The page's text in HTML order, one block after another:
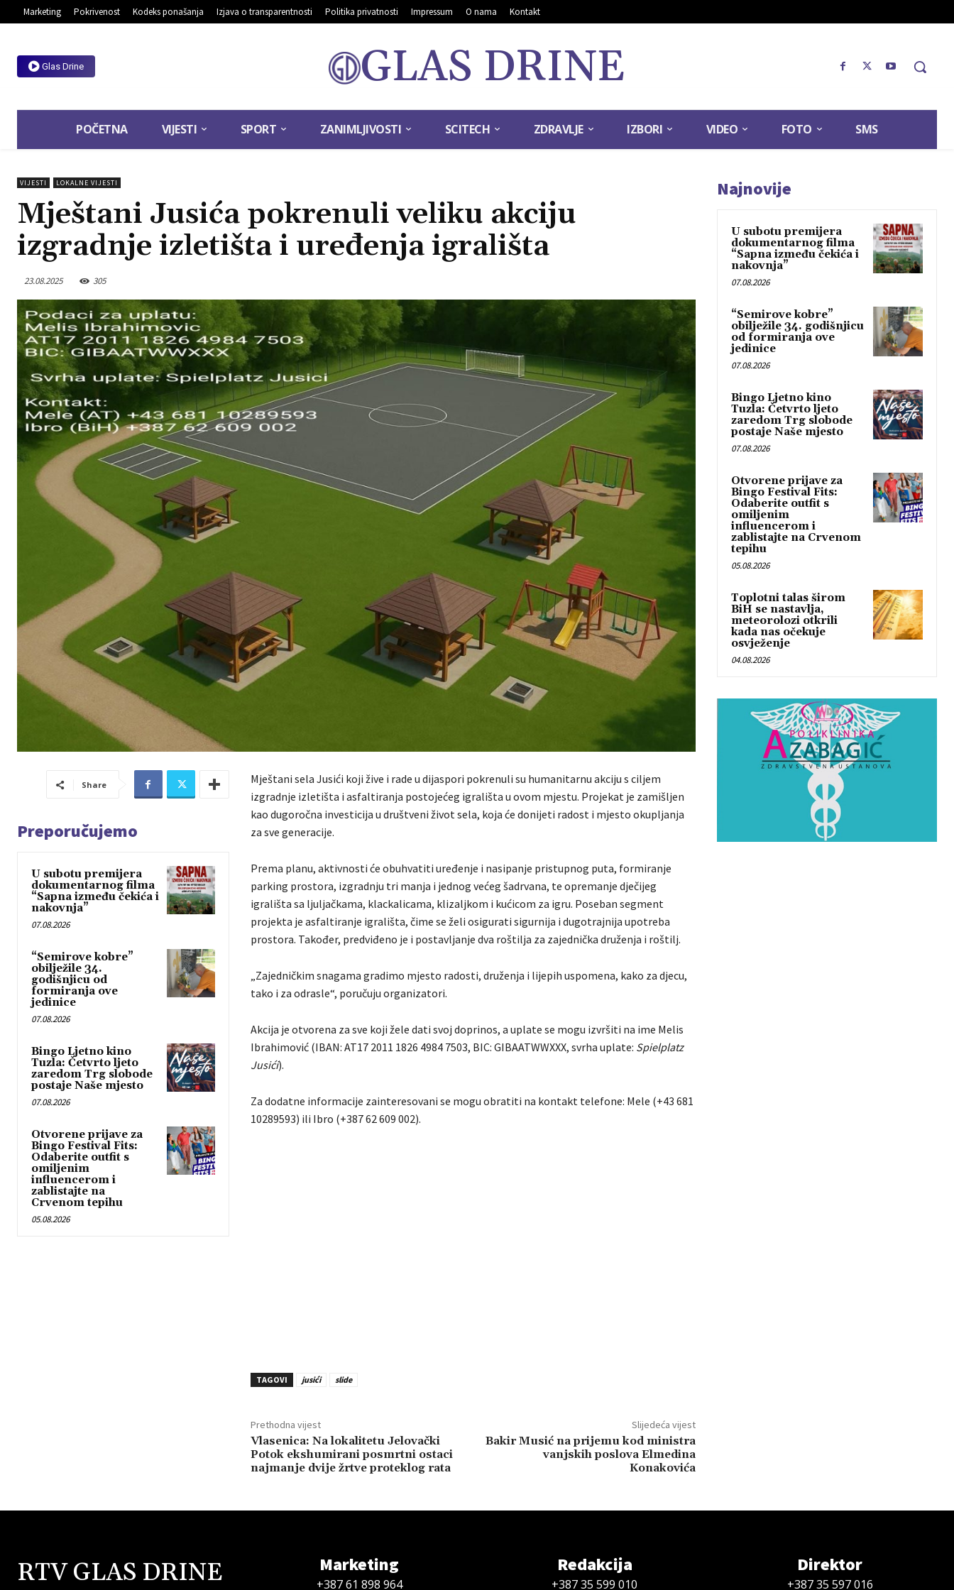
Marketing Pokrivenost Kodeks ponašanja Izjava o transparentnosti Politika privatnosti Impressum O nama Kontakt
Glas Drine GLAS DRINE
POČETNA VIJESTI SPORT ZANIMLJIVOSTI SCITECH ZDRAVLJE IZBORI VIDEO FOTO SMS
VIJESTI LOKALNE VIJESTI
Mještani Jusića pokrenuli veliku akciju
izgradnje izletišta i uređenja igrališta
23.08.2025 305
Share
Preporučujemo
U subotu premijera
dokumentarnog filma
“Sapna između čekića i
nakovnja”
07.08.2026
“Semirove kobre”
obilježile 34.
godišnjicu od
formiranja ove
jedinice
07.08.2026
Bingo Ljetno kino
Tuzla: Četvrto ljeto
zaredom Trg slobode
postaje Naše mjesto
07.08.2026
Otvorene prijave za
Bingo Festival Fits:
Odaberite outfit s
omiljenim
influencerom i
zablistajte na
Crvenom tepihu
05.08.2026
Mještani sela Jusići koji žive i rade u dijaspori pokrenuli su humanitarnu akciju s ciljem
izgradnje izletišta i asfaltiranja postojećeg igrališta u ovom mjestu. Projekat je zamišljen
kao dugoročna investicija u društveni život sela, koja će donijeti radost i mjesto okupljanja
za sve generacije.
Prema planu, aktivnosti će obuhvatiti uređenje i nasipanje pristupnog puta, formiranje
parking prostora, izgradnju tri manja i jednog većeg šadrvana, te opremanje dječijeg
igrališta sa ljuljačkama, klackalicama, klizaljkom i kućicom za igru. Poseban segment
projekta je asfaltiranje igrališta, čime se želi osigurati sigurnija i dugotrajnija upotreba
prostora. Također, predviđeno je i postavljanje dva roštilja za zajednička druženja i roštilj.
„Zajedničkim snagama gradimo mjesto radosti, druženja i lijepih uspomena, kako za djecu,
tako i za odrasle“, poručuju organizatori.
Akcija je otvorena za sve koji žele dati svoj doprinos, a uplate se mogu izvršiti na ime Melis
Ibrahimović (IBAN: AT17 2011 1826 4984 7503, BIC: GIBAATWWXXX, svrha uplate: Spielplatz
Jusići).
Za dodatne informacije zainteresovani se mogu obratiti na kontakt telefone: Mele (+43 681
10289593) ili Ibro (+387 62 609 002).
TAGOVI jusići slide
Prethodna vijest
Vlasenica: Na lokalitetu Jelovački
Potok ekshumirani posmrtni ostaci
najmanje dvije žrtve proteklog rata
Slijedeća vijest
Bakir Musić na prijemu kod ministra
vanjskih poslova Elmedina
Konakovića
Najnovije
U subotu premijera
dokumentarnog filma
“Sapna između čekića i
nakovnja”
07.08.2026
“Semirove kobre”
obilježile 34. godišnjicu
od formiranja ove
jedinice
07.08.2026
Bingo Ljetno kino
Tuzla: Četvrto ljeto
zaredom Trg slobode
postaje Naše mjesto
07.08.2026
Otvorene prijave za
Bingo Festival Fits:
Odaberite outfit s
omiljenim
influencerom i
zablistajte na Crvenom
tepihu
05.08.2026
Toplotni talas širom
BiH se nastavlja,
meteorolozi otkrili
kada nas očekuje
osvježenje
04.08.2026
RTV GLAS DRINE Marketing
+387 61 898 964
Redakcija
+387 35 599 010
Direktor
+387 35 597 016